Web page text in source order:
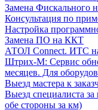
Замена Фискального
Консультация по
Настройка
Замена ПО на ККТ
АТОЛ Connect. ИТС
Штрих-М: Сервис
месяцев. Для
Выезд мастера к
Выезд специалиста
обе стороны за км)